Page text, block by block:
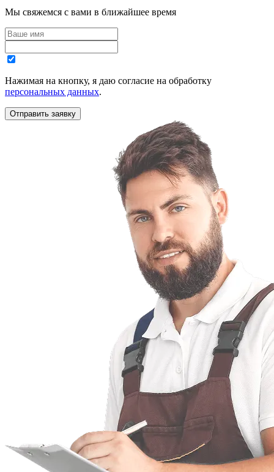
Мы свяжемся с вами в ближайшее время
Нажимая на кнопку, я даю согласие на обработку
персональных данных.